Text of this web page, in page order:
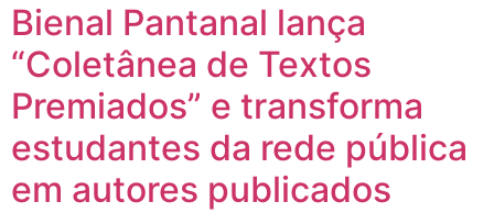
Bienal Pantanal lança
“Coletânea de Textos
Premiados” e transforma
estudantes da rede pública
em autores publicados